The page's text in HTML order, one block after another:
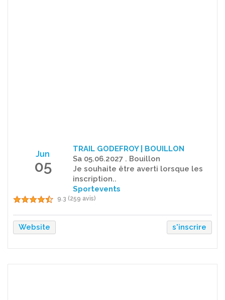
Jun
05
TRAIL GODEFROY | BOUILLON
Sa 05.06.2027 . Bouillon
Je souhaite être averti lorsque les
inscription..
Sportevents
9.3 (259 avis)
Website s'inscrire